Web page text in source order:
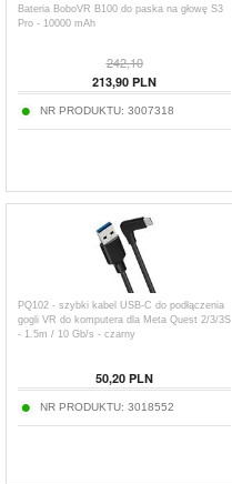
Bateria BoboVR B100 do paska na głowę S3
Pro - 10000 mAh
242,10
213,90 PLN
NR PRODUKTU: 3007318
PQ102 - szybki kabel USB-C do podłączenia
gogli VR do komputera dla Meta Quest 2/3/3S
- 1.5m / 10 Gb/s - czarny
50,20 PLN
NR PRODUKTU: 3018552